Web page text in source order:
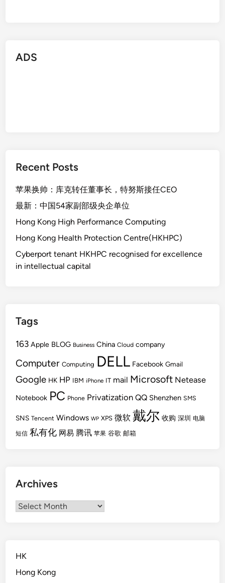
ADS
Recent Posts
苹果换帅：库克转任董事长，特努斯接任CEO
最新：中国54家副部级央企单位
Hong Kong High Performance Computing
Hong Kong Health Protection Centre(HKHPC)
Cyberport tenant HKHPC recognised for excellence
in intellectual capital
Tags
163 Apple BLOG Business China Cloud company
Computer Computing DELL Facebook Gmail
Google HK HP IBM iPhone IT mail Microsoft Netease
Notebook PC Phone Privatization QQ Shenzhen SMS
SNS Tencent Windows WP XPS 微软 戴尔 收购 深圳 电脑
短信 私有化 网易 腾讯 苹果 谷歌 邮箱
Archives
Archives
HK
Hong Kong